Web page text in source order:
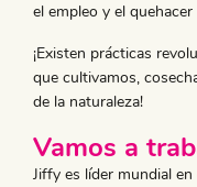
el empleo y el quehacer
¡Existen prácticas
que cultivamos,
de la naturaleza!
Vamos a
Jiffy es líder mundial